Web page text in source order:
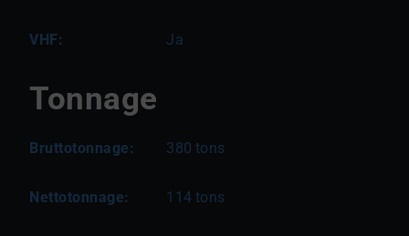
VHF: Ja
Tonnage
Bruttotonnage: 380 tons
Nettotonnage: 114 tons